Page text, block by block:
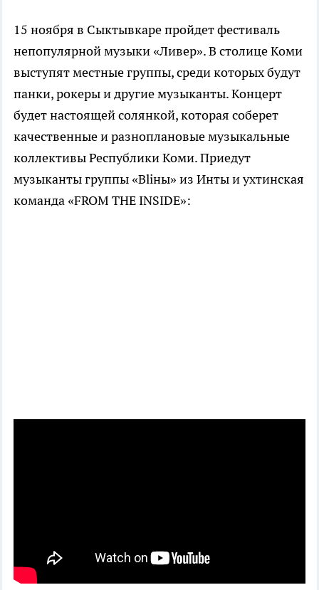
15 ноября в Сыктывкаре пройдет фестиваль
непопулярной музыки «Ливер». В столице Коми
выступят местные группы, среди которых будут
панки, рокеры и другие музыканты. Концерт
будет настоящей солянкой, которая соберет
качественные и разноплановые музыкальные
коллективы Республики Коми. Приедут
музыканты группы «Bliны» из Инты и ухтинская
команда «FROM THE INSIDE»: